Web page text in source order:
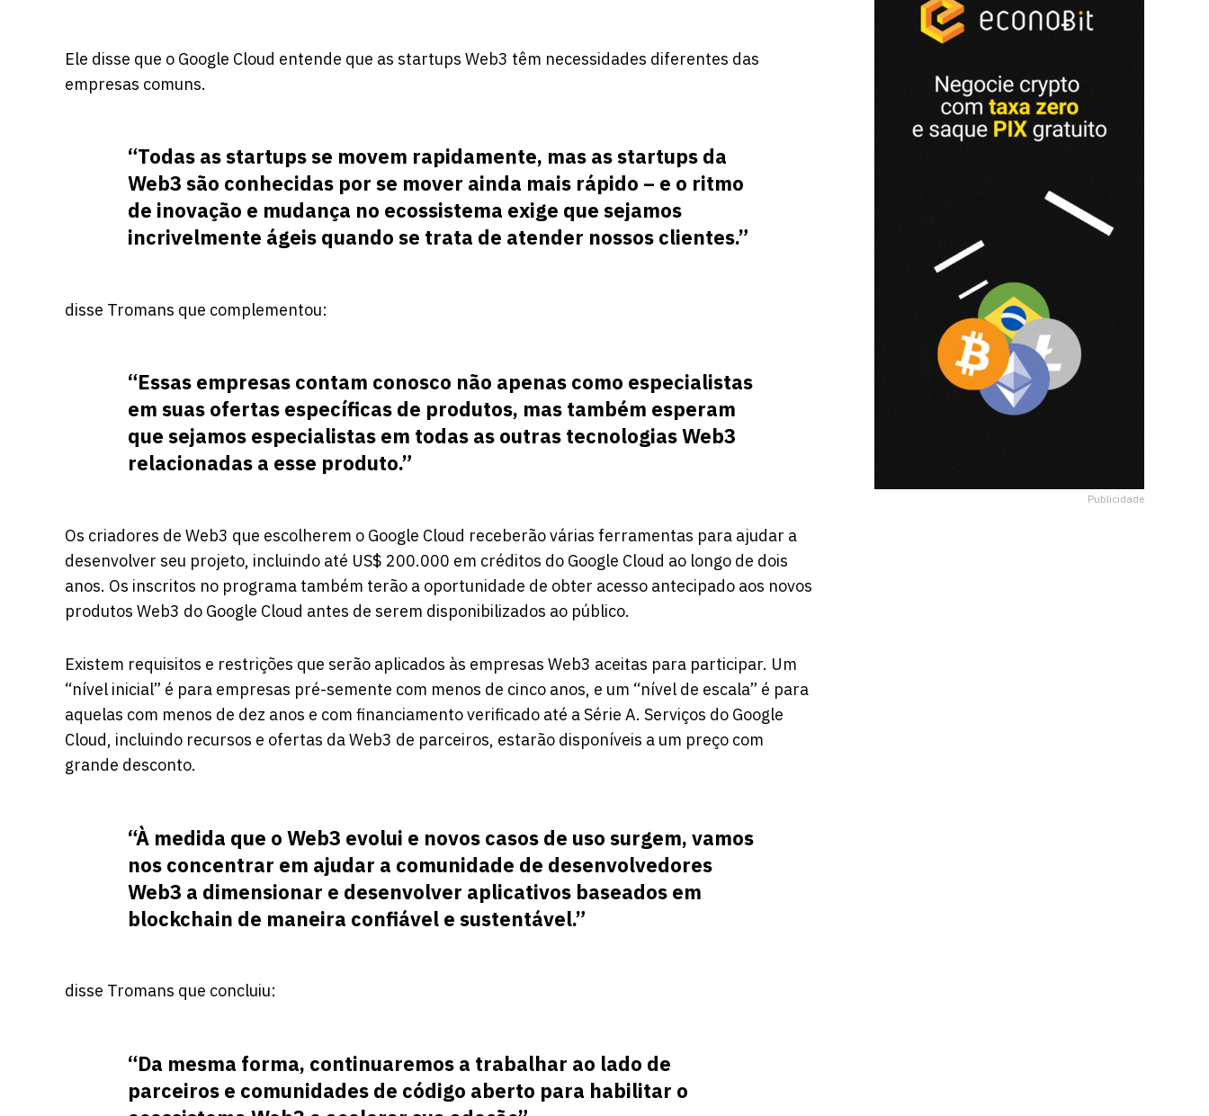
Ele disse que o Google Cloud entende que as startups Web3 têm necessidades diferentes das
empresas comuns.
“Todas as startups se movem rapidamente, mas as startups da
Web3 são conhecidas por se mover ainda mais rápido – e o ritmo
de inovação e mudança no ecossistema exige que sejamos
incrivelmente ágeis quando se trata de atender nossos clientes.”
disse Tromans que complementou:
“Essas empresas contam conosco não apenas como especialistas
em suas ofertas específicas de produtos, mas também esperam
que sejamos especialistas em todas as outras tecnologias Web3
relacionadas a esse produto.”
Os criadores de Web3 que escolherem o Google Cloud receberão várias ferramentas para ajudar a
desenvolver seu projeto, incluindo até US$ 200.000 em créditos do Google Cloud ao longo de dois
anos. Os inscritos no programa também terão a oportunidade de obter acesso antecipado aos novos
produtos Web3 do Google Cloud antes de serem disponibilizados ao público.
Existem requisitos e restrições que serão aplicados às empresas Web3 aceitas para participar. Um
“nível inicial” é para empresas pré-semente com menos de cinco anos, e um “nível de escala” é para
aquelas com menos de dez anos e com financiamento verificado até a Série A. Serviços do Google
Cloud, incluindo recursos e ofertas da Web3 de parceiros, estarão disponíveis a um preço com
grande desconto.
“À medida que o Web3 evolui e novos casos de uso surgem, vamos
nos concentrar em ajudar a comunidade de desenvolvedores
Web3 a dimensionar e desenvolver aplicativos baseados em
blockchain de maneira confiável e sustentável.”
disse Tromans que concluiu:
“Da mesma forma, continuaremos a trabalhar ao lado de
parceiros e comunidades de código aberto para habilitar o
Publicidade